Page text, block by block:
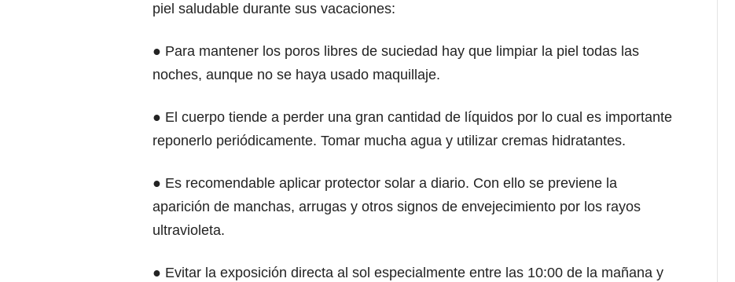
piel saludable durante sus vacaciones:
● Para mantener los poros libres de suciedad hay que limpiar la piel todas las
noches, aunque no se haya usado maquillaje.
● El cuerpo tiende a perder una gran cantidad de líquidos por lo cual es importante
reponerlo periódicamente. Tomar mucha agua y utilizar cremas hidratantes.
● Es recomendable aplicar protector solar a diario. Con ello se previene la
aparición de manchas, arrugas y otros signos de envejecimiento por los rayos
ultravioleta.
● Evitar la exposición directa al sol especialmente entre las 10:00 de la mañana y